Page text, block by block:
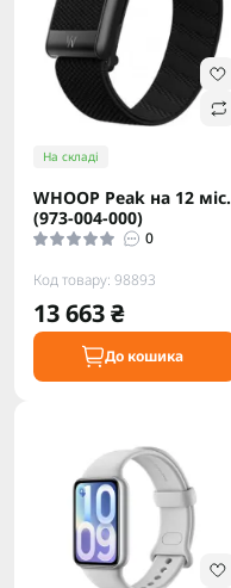
На складі
WHOOP Peak на 12 міс.
(973-004-000)
0
Код товару: 98893
13 663 ₴
До кошика